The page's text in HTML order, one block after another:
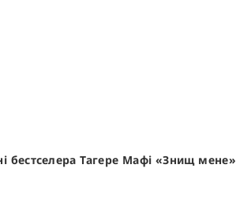
бестселера Тагере Мафі «Знищ мене»